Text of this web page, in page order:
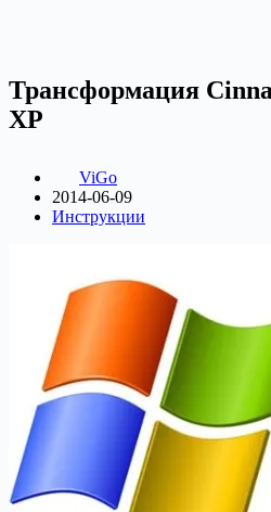
Трансформация
XP
ViGo
2014-06-09
Инструкции